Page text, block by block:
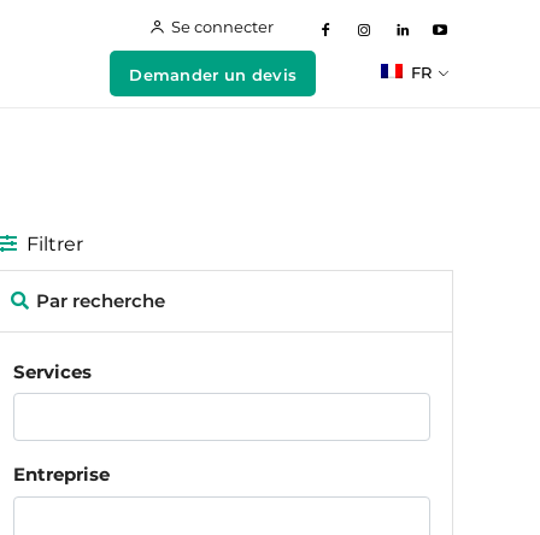
Se connecter
Demander un devis FR
Filtrer
Par recherche
Services
Entreprise